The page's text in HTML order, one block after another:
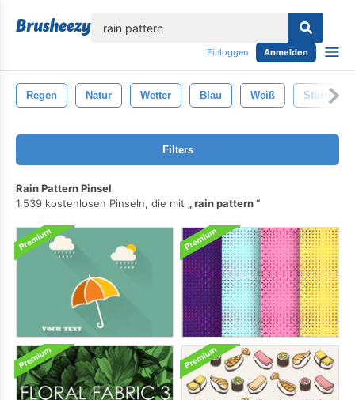
Einloggen Anmelden
Regen Natur Wetter Blau Weiß Sturm
Filters
Rain Pattern Pinsel
1.539 kostenlosen Pinseln, die mit
rain pattern